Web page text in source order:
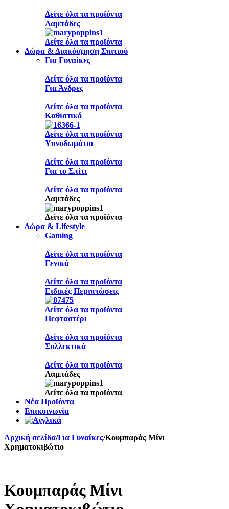
Δείτε όλα τα προϊόντα
Λαμπάδες
Δείτε όλα τα προϊόντα
Δώρα & Διακόσμηση Σπιτιού
Για Γυναίκες
Δείτε όλα τα προϊόντα
Για Άνδρες
Δείτε όλα τα προϊόντα
Καθιστικό
Δείτε όλα τα προϊόντα
Υπνοδωμάτιο
Δείτε όλα τα προϊόντα
Για το Σπίτι
Δείτε όλα τα προϊόντα
Λαμπάδες
Δείτε όλα τα προϊόντα
Δώρα & Lifestyle
Gaming
Δείτε όλα τα προϊόντα
Γενικά
Δείτε όλα τα προϊόντα
Ειδικές Περιπτώσεις
Δείτε όλα τα προϊόντα
Πεφταστέρι
Δείτε όλα τα προϊόντα
Συλλεκτικά
Δείτε όλα τα προϊόντα
Λαμπάδες
Δείτε όλα τα προϊόντα
Νέα Προϊόντα
Επικοινωνία
Αρχική σελίδα/Για Γυναίκες/Κουμπαράς Μίνι
Χρηματοκιβώτιο
Κουμπαράς Μίνι